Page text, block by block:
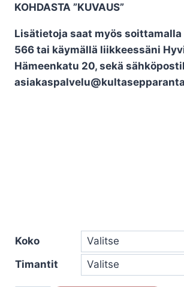
KOHDASTA ”KUVAUS”
Lisätietoja saat myös
566 tai käymällä liikkeessäni
Hämeenkatu 20, sekä
Koko
Timantit